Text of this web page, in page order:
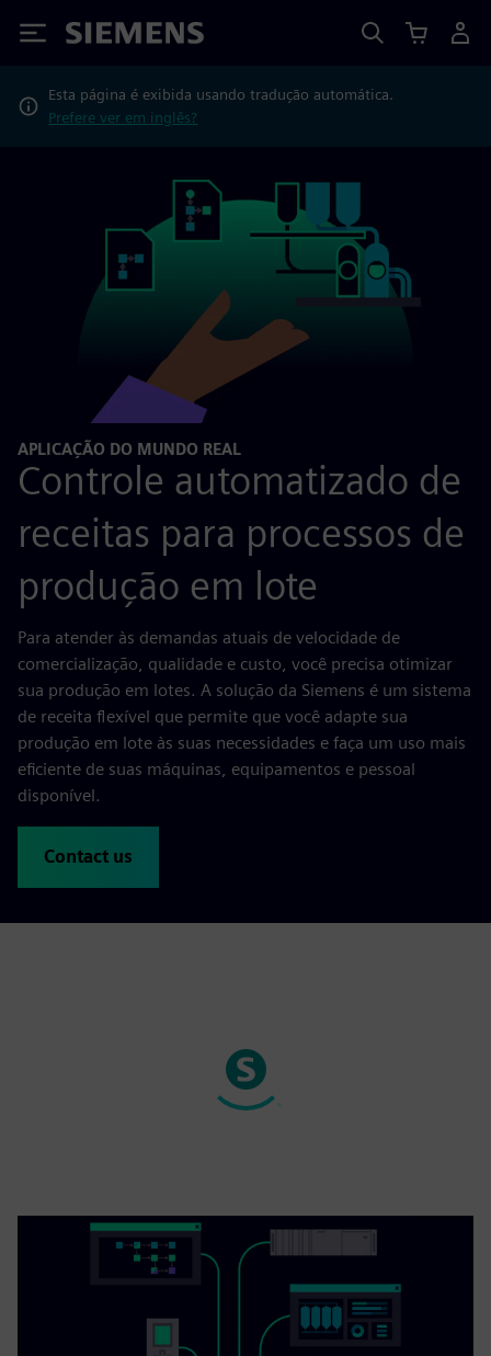
Siemens
Esta página é exibida usando tradução automática.
Prefere ver em inglês?
APLICAÇÃO DO MUNDO REAL
Controle automatizado de
receitas para processos de
produção em lote
Para atender às demandas atuais de velocidade de
comercialização, qualidade e custo, você precisa otimizar
sua produção em lotes. A solução da Siemens é um sistema
de receita flexível que permite que você adapte sua
produção em lote às suas necessidades e faça um uso mais
eficiente de suas máquinas, equipamentos e pessoal
disponível.
Contact us